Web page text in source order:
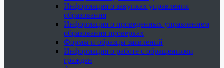
Информация о закупках управления
образования
Информация о проведенных управлением
образования проверках
Формы и образцы заявлений
Информация о работе с обращениями
граждан